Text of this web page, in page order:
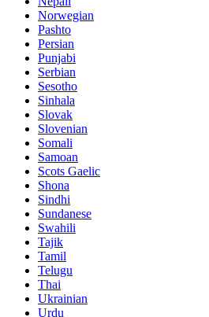
Norwegian
Pashto
Persian
Punjabi
Serbian
Sesotho
Sinhala
Slovak
Slovenian
Somali
Samoan
Scots Gaelic
Shona
Sindhi
Sundanese
Swahili
Tajik
Tamil
Telugu
Thai
Ukrainian
Urdu